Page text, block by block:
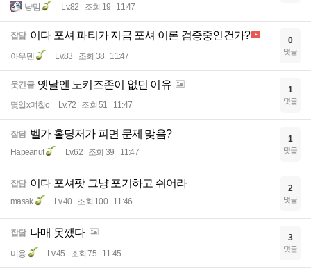
냥맘 Lv.82 조회 19 11:47
잡담 이다 포셔 파티가 지금 포셔 이론 검증중인건가?
아우덴 Lv.83 조회 38 11:47
0
댓글
웃긴글 옛날엔 노키즈존이 없던 이유
몇일x며칠o Lv.72 조회 51 11:47
1
댓글
잡담 벨가 홀딩저가 피면 문제 맞음?
Hapeanut Lv.62 조회 39 11:47
1
댓글
잡담 이다 포셔팟 그냥 포기하고 쉬어라
masak Lv.40 조회 100 11:46
2
댓글
잡담 나매 못깼다
미용 Lv.45 조회 75 11:45
3
댓글